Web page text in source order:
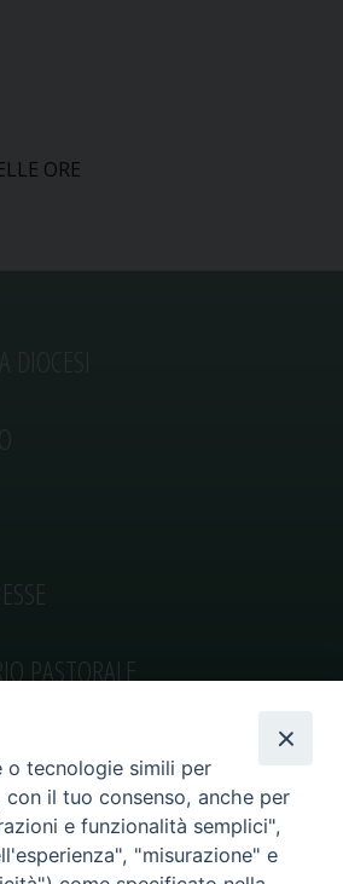
ORE
PASTORALE
o tecnologie simili per
il tuo consenso, anche per
e funzionalità semplici",
"misurazione" e